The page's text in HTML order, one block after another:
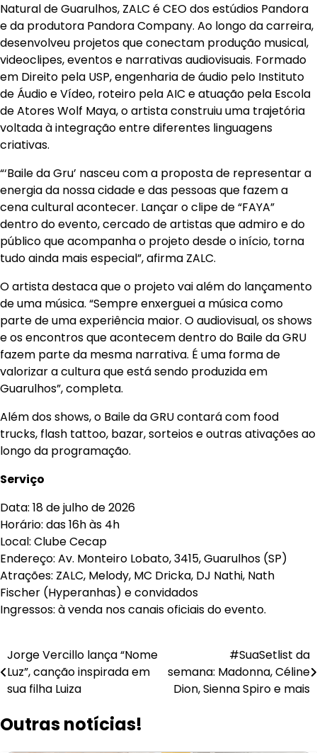
Natural de Guarulhos, ZALC é CEO dos estúdios Pandora
e da produtora Pandora Company. Ao longo da carreira,
desenvolveu projetos que conectam produção musical,
videoclipes, eventos e narrativas audiovisuais. Formado
em Direito pela USP, engenharia de áudio pelo Instituto
de Áudio e Vídeo, roteiro pela AIC e atuação pela Escola
de Atores Wolf Maya, o artista construiu uma trajetória
voltada à integração entre diferentes linguagens
criativas.
“‘Baile da Gru’ nasceu com a proposta de representar a
energia da nossa cidade e das pessoas que fazem a
cena cultural acontecer. Lançar o clipe de “FAYA”
dentro do evento, cercado de artistas que admiro e do
público que acompanha o projeto desde o início, torna
tudo ainda mais especial”, afirma ZALC.
O artista destaca que o projeto vai além do lançamento
de uma música. “Sempre enxerguei a música como
parte de uma experiência maior. O audiovisual, os shows
e os encontros que acontecem dentro do Baile da GRU
fazem parte da mesma narrativa. É uma forma de
valorizar a cultura que está sendo produzida em
Guarulhos”, completa.
Além dos shows, o Baile da GRU contará com food
trucks, flash tattoo, bazar, sorteios e outras ativações ao
longo da programação.
Serviço
Data: 18 de julho de 2026
Horário: das 16h às 4h
Local: Clube Cecap
Endereço: Av. Monteiro Lobato, 3415, Guarulhos (SP)
Atrações: ZALC, Melody, MC Dricka, DJ Nathi, Nath
Fischer (Hyperanhas) e convidados
Ingressos: à venda nos canais oficiais do evento.
Navegação
de
Jorge Vercillo lança “Nome
Luz”, canção inspirada em
sua filha Luiza
#SuaSetlist da
semana: Madonna, Céline
Dion, Sienna Spiro e mais
Outras notícias!